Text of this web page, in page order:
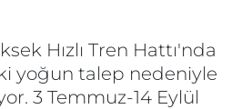
Hızlı Tren Hattı'nda
yoğun talep nedeniyle
3 Temmuz-14 Eylül